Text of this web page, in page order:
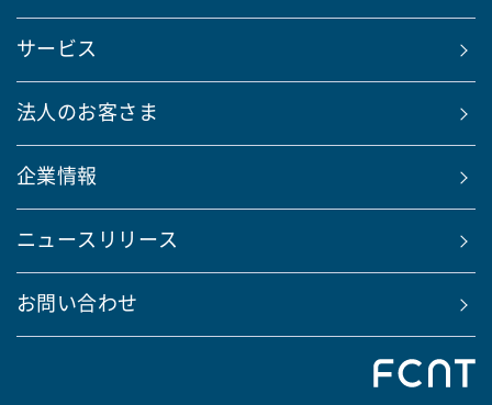
サービス
法人のお客さま
企業情報
ニュースリリース
お問い合わせ